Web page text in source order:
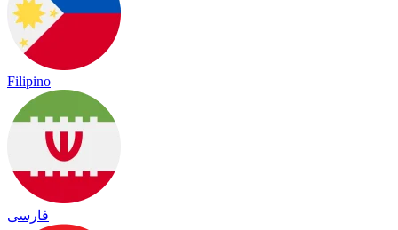
Filipino
فارسی